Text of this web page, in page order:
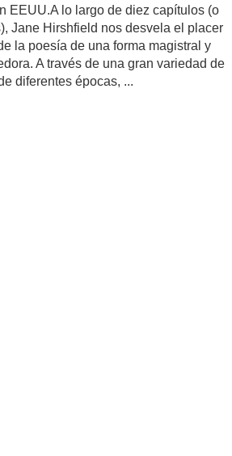
EEUU.A lo largo de diez capítulos (o
Jane Hirshfield nos desvela el placer
la poesía de una forma magistral y
A través de una gran variedad de
diferentes épocas, ...